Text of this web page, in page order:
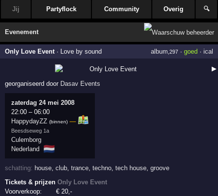
Jij Partyflock Community Overig 🔍
Evenement
Only Love Event· Love by sound album ,297· goed · ical
▶
georganiseerd door Dasav Events
zaterdag 24 mei 2008
22:00 –06:00
HappydayZZ (binnen) —
Beesdseweg 1a
Culemborg
Nederland
🇳🇱
schatting: house,club,trance,techno,tech house,groove
Tickets & prijzenOnly Love Event
Voorverkoop:
€20,-